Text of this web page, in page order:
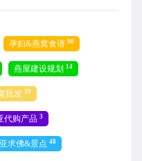
孕妇&燕窝食谱 90
燕屋建设规划 14
批发 39
代购产品 3
求佛&景点 48